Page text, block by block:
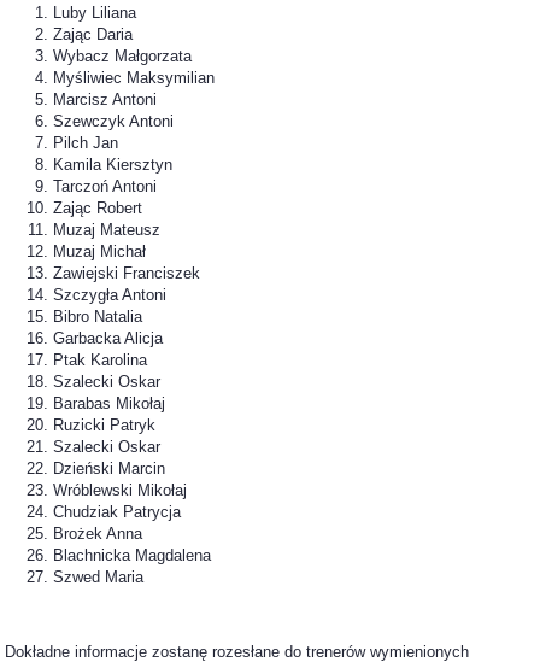
Luby Liliana
Zając Daria
Wybacz Małgorzata
Myśliwiec Maksymilian
Marcisz Antoni
Szewczyk Antoni
Pilch Jan
Kamila Kiersztyn
Tarczoń Antoni
Zając Robert
Muzaj Mateusz
Muzaj Michał
Zawiejski Franciszek
Szczygła Antoni
Bibro Natalia
Garbacka Alicja
Ptak Karolina
Szalecki Oskar
Barabas Mikołaj
Ruzicki Patryk
Szalecki Oskar
Dzieński Marcin
Wróblewski Mikołaj
Chudziak Patrycja
Brożek Anna
Blachnicka Magdalena
Szwed Maria
Dokładne informacje zostanę rozesłane do trenerów wymienionych